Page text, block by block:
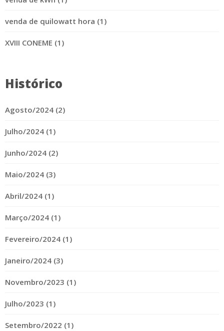
venda de quilowatt hora (1)
XVIII CONEME (1)
Histórico
Agosto/2024 (2)
Julho/2024 (1)
Junho/2024 (2)
Maio/2024 (3)
Abril/2024 (1)
Março/2024 (1)
Fevereiro/2024 (1)
Janeiro/2024 (3)
Novembro/2023 (1)
Julho/2023 (1)
Setembro/2022 (1)